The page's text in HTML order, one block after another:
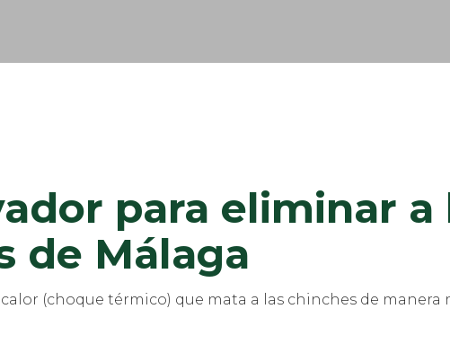
para eliminar a
de Málaga
(choque térmico) que mata a las chinches de manera